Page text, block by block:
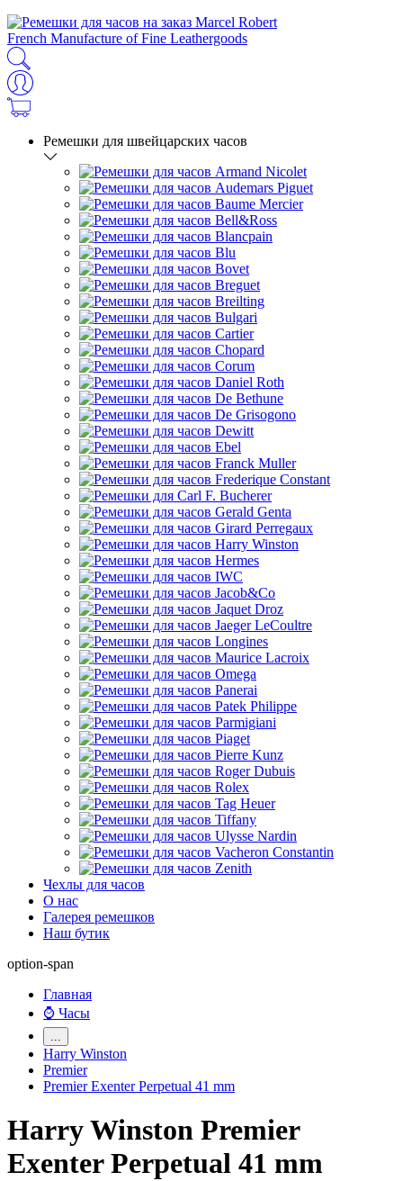
French Manufacture of Fine Leathergoods
Ремешки для швейцарских часов
Чехлы для часов
О нас
Галерея ремешков
Наш бутик
option-span
Главная
⌚ Часы
Harry Winston
Premier
Premier Exenter Perpetual 41 mm
Harry Winston Premier
Exenter Perpetual 41 mm